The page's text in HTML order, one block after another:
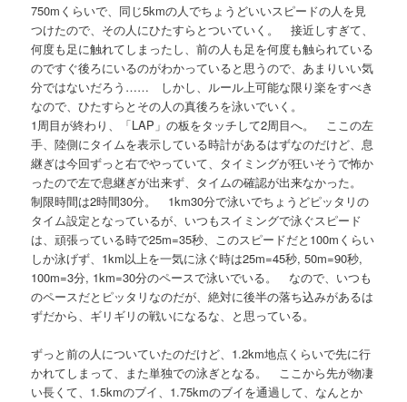
750mくらいで、同じ5kmの人でちょうどいいスピードの人を見
つけたので、その人にひたすらとついていく。 接近しすぎて、
何度も足に触れてしまったし、前の人も足を何度も触られている
のですぐ後ろにいるのがわかっていると思うので、あまりいい気
分ではないだろう…… しかし、ルール上可能な限り楽をすべき
なので、ひたすらとその人の真後ろを泳いでいく。
1周目が終わり、「LAP」の板をタッチして2周目へ。 ここの左
手、陸側にタイムを表示している時計があるはずなのだけど、息
継ぎは今回ずっと右でやっていて、タイミングが狂いそうで怖か
ったので左で息継ぎが出来ず、タイムの確認が出来なかった。
制限時間は2時間30分。 1km30分で泳いでちょうどピッタリの
タイム設定となっているが、いつもスイミングで泳ぐスピード
は、頑張っている時で25m=35秒、このスピードだと100mくらい
しか泳げず、1km以上を一気に泳ぐ時は25m=45秒, 50m=90秒,
100m=3分, 1km=30分のペースで泳いでいる。 なので、いつも
のペースだとピッタリなのだが、絶対に後半の落ち込みがあるは
ずだから、ギリギリの戦いになるな、と思っている。
ずっと前の人についていたのだけど、1.2km地点くらいで先に行
かれてしまって、また単独での泳ぎとなる。 ここから先が物凄
い長くて、1.5kmのブイ、1.75kmのブイを通過して、なんとか